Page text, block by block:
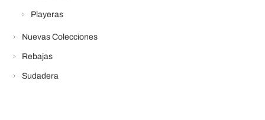
Playeras
Nuevas Colecciones
Rebajas
Sudadera